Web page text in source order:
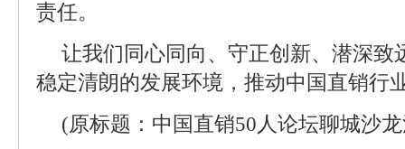
责任。
让我们同心同向、守正创新、潜深致
稳定清朗的发展环境，推动中国直销行
(原标题：中国直销50人论坛聊城沙